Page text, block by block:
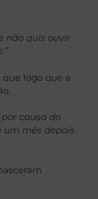
não quis ouvir
logo que a
causa do
mês depois